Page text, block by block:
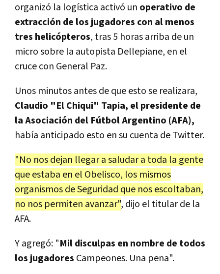
organizó la logística activó un operativo de
extracción de los jugadores con al menos
tres helicópteros, tras 5 horas arriba de un
micro sobre la autopista Dellepiane, en el
cruce con General Paz.
Unos minutos antes de que esto se realizara,
Claudio "El Chiqui" Tapia, el presidente de
la Asociación del Fútbol Argentino (AFA),
había anticipado esto en su cuenta de Twitter.
"No nos dejan llegar a saludar a toda la gente
que estaba en el Obelisco, los mismos
organismos de Seguridad que nos escoltaban,
no nos permiten avanzar", dijo el titular de la
AFA.
Y agregó: "Mil disculpas en nombre de todos
los jugadores Campeones. Una pena".